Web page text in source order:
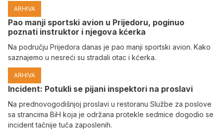
ARHIVA
Pao manji sportski avion u Prijedoru, poginuo
poznati instruktor i njegova kćerka
Na području Prijedora danas je pao manji sportski avion. Kako
saznajemo u nesreći su stradali otac i kćerka.
ARHIVA
Incident: Potukli se pijani inspektori na proslavi
Na prednovogodišnjoj proslavi u restoranu Službe za poslove
sa strancima BiH koja je održana protekle sedmice dogodio se
incident tačnije tuča zaposlenih.